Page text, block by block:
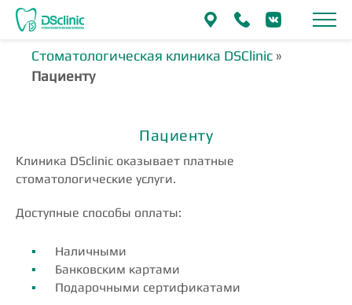
Стоматологическая клиника DSClinic »
Пациенту
Пациенту
Клиника DSclinic оказывает платные
стоматологические услуги.
Доступные способы оплаты:
Наличными
Банковским картами
Подарочными сертификатами